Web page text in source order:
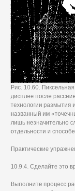
Рис. 10.60.
дисплее после
технологии размытия
названный им
лишь незначительно
отдельности и
Практические
10.9.4. Сделайте это
Выполните процесс